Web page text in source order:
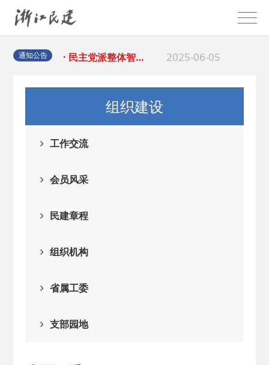
通知公告
· 中国民主建国会…
· 民主党派整体智… 2025-06-05
· 民建省委会民主… 2025-04-10
· 中国民主建国会… 2025-02-24
组织建设
工作交流
会员风采
民建章程
组织机构
省属工委
支部园地